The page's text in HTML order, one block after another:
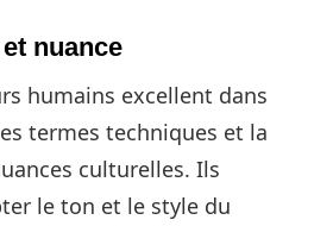
nuance
humains excellent dans
termes techniques et la
culturelles. Ils
le ton et le style du